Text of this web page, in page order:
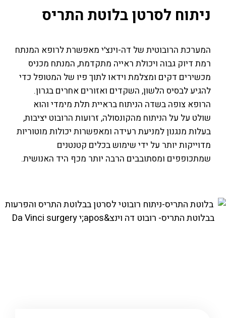
ניתוח לסרטן בלוטת התריס
המערכת הרובוטית של דה-וינצ'י מאפשרת לרופא המנתח
רמת דיוק גבוה ויכולת ראייה מתקדמת, המנתח מכניס
מכשירים דקים ומצלמת וידאו לתוך פיו של המטופל כדי
להגיע לבסיס הלשון, השקדים ואזורים אחרים בגרון.
הרופא צופה בשדה הניתוח בראיית תלת מימדי והוא
שולט על על הניתוח מהקונסולה, זרועות הרובוט יציבות,
בעלות מנגנון למניעת רעידה ומאפשרות יכולות מוטוריות
מדוייקות יותר על ידי שימוש בכלים קטנטנים
שמתכופפים ומסתובבים הרבה יותר מכף היד האנושית.